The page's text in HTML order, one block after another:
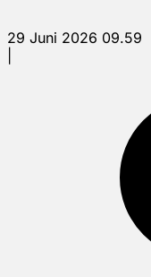
29 Juni 2026 09.59